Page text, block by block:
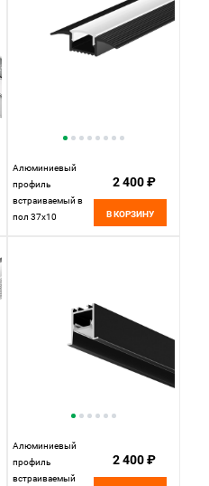
Алюминиевый
профиль
встраиваемый в
пол 37x10
2 400 ₽
В КОРЗИНУ
Алюминиевый
профиль
встраиваемый
2 400 ₽